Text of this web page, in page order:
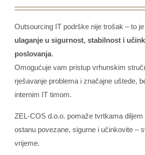
Outsourcing IT podrške nije trošak – to je
ulaganje u sigurnost, stabilnost i
poslovanja.
Omogućuje vam pristup vrhunskim
rješavanje problema i značajne uštede,
internim IT timom.
ZEL-COS d.o.o. pomaže tvrtkama
ostanu povezane, sigurne i učinkovite –
vrijeme.